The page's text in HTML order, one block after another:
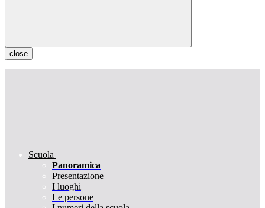
close
Scuola
Panoramica
Presentazione
I luoghi
Le persone